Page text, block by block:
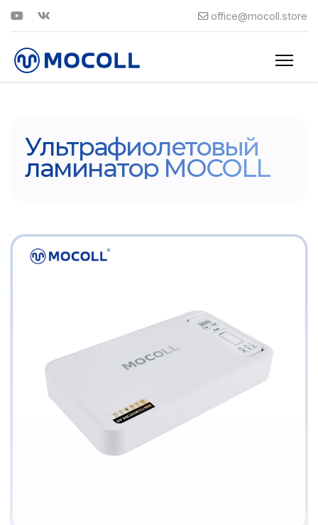
office@mocoll.store
Ультрафиолетовый
ламинатор MOCOLL